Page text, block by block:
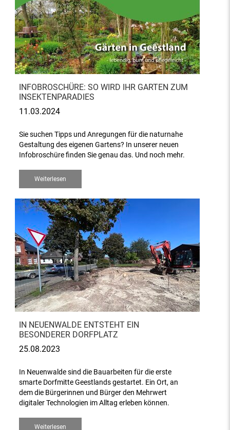
INFOBROSCHÜRE: SO WIRD IHR GARTEN ZUM
INSEKTENPARADIES
11.03.2024
Sie suchen Tipps und Anregungen für die naturnahe
Gestaltung des eigenen Gartens? In unserer neuen
Infobroschüre finden Sie genau das. Und noch mehr.
Weiterlesen
IN NEUENWALDE ENTSTEHT EIN
BESONDERER DORFPLATZ
25.08.2023
In Neuenwalde sind die Bauarbeiten für die erste
smarte Dorfmitte Geestlands gestartet. Ein Ort, an
dem die Bürgerinnen und Bürger den Mehrwert
digitaler Technologien im Alltag erleben können.
Weiterlesen